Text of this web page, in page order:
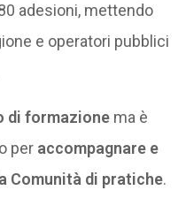
adesioni, mettendo
e operatori pubblici
di formazionema è
per accompagnare e
Comunità di pratiche.